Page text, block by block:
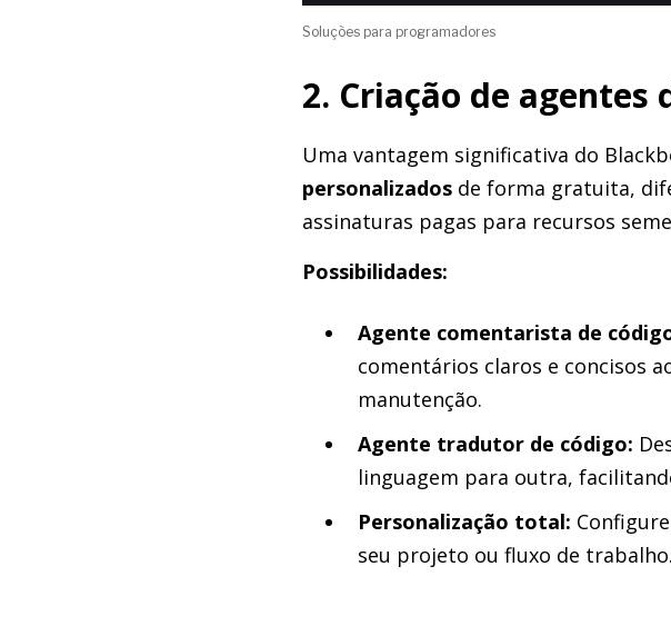
Soluções para programadores
2. Criação de agentes
Uma vantagem significativa do
personalizados de forma gratuita,
assinaturas pagas para recursos
Possibilidades:
Agente comentarista de
comentários claros e concisos
manutenção.
Agente tradutor de código:
linguagem para outra,
Personalização total:
seu projeto ou fluxo de trabalho.